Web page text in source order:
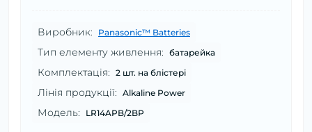
Виробник: Panasonic™ Batteries
Тип елементу живлення: батарейка
Комплектація: 2 шт. на блістері
Лінія продукції: Alkaline Power
Модель: LR14APB/2BP